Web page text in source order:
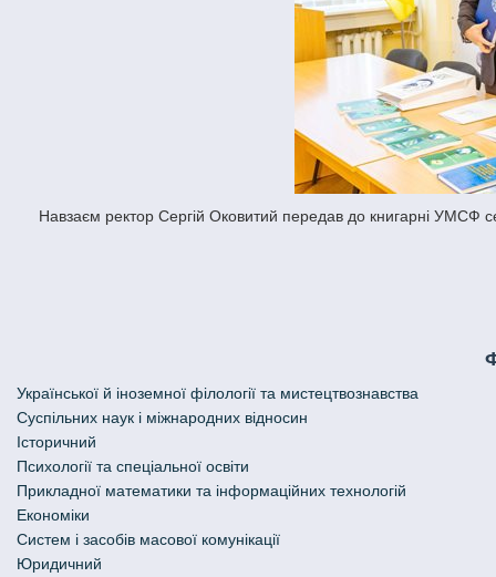
Навзаєм ректор Сергій Оковитий передав до книгарні УМСФ
Української й іноземної філології та мистецтвознавства
Cуспільних наук і міжнародних відносин
Історичний
Психології та спеціальної освіти
Прикладної математики та інформаційних технологій
Економіки
Систем і засобів масової комунікації
Юридичний